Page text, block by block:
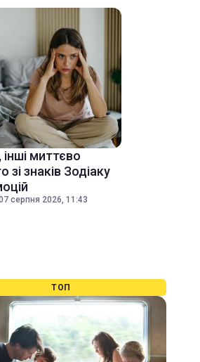
миттєво
зі знаків Зодіаку
серпня 2026, 11:43
ТОП